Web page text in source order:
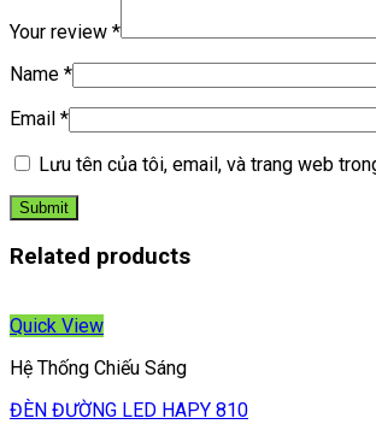
Your review *
Name *
Email *
Lưu tên của tôi, email, và trang web
Related products
Quick View
Hệ Thống Chiếu Sáng
ĐÈN ĐƯỜNG LED HAPY 810